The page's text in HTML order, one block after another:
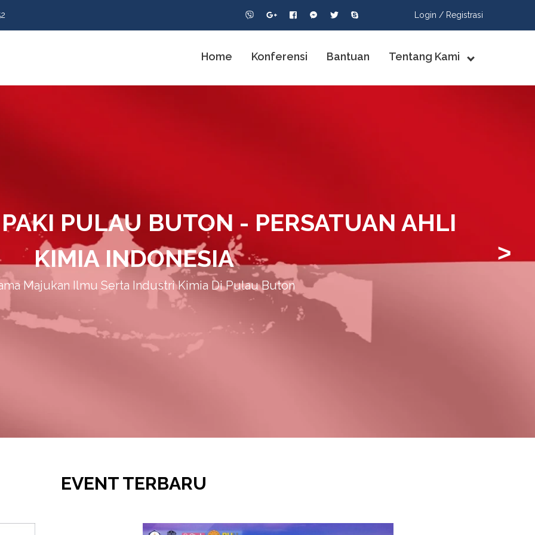
Login / Registrasi
Home Konferensi Bantuan Tentang Kami
PULAU BUTON - PERSATUAN AHLI
KIMIA INDONESIA
Majukan Ilmu Serta Industri Kimia Di Pulau Buton
>
EVENT TERBARU